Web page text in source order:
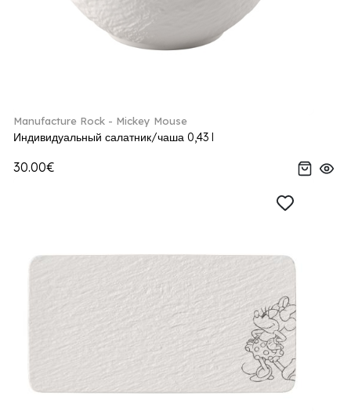
Manufacture Rock - Mickey Mouse
Индивидуальный салатник/чаша 0,43 l
30.00€